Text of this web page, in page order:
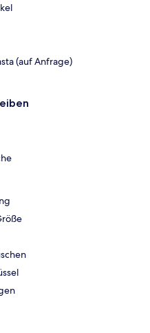
(auf Anfrage)